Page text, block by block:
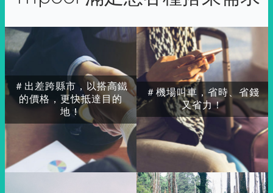
＃出差跨縣市，以搭高鐵
的價格，更快抵達目的
地！
＃機場叫車，省時、省錢
又省力！